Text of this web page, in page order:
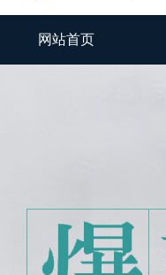
网站首页